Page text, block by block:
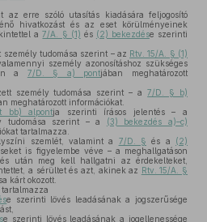
az erre szóló utasítás kiadására feljogosító
hivatkozást és az eset körülményeinek
a7/A. § (1) és (2) bekezdése szerinti
tudomása szerint – az Rtv. 15/A. § (1)
személy azonosításhoz szükséges
a 7/D. § a) pontjában meghatározott
személy tudomása szerint – a7/D. § b)
meghatározott információkat.
bb) alpontja szerinti írásos jelentés – a
tudomása szerint – a (3) bekezdés a)–c)
tartalmazza.
szemlét, valamint a 7/D. § és a (2)
is figyelembe véve – a meghallgatáson
után meg kell hallgatni az érdekelteket,
a sérültet és azt, akinek az Rtv. 15/A. §
kárt okozott.
e szerinti lövés leadásának a jogszerűsége
e szerinti lövés leadásának a jogellenessége